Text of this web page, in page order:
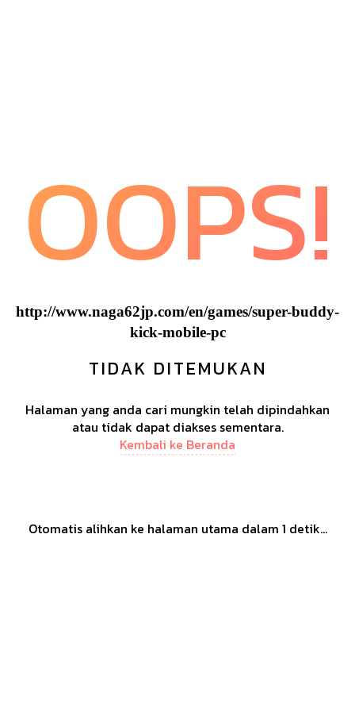
OOPS!
http://www.naga62jp.com/en/games/super-buddy-
kick-mobile-pc
TIDAK DITEMUKAN
Halaman yang anda cari mungkin telah dipindahkan
atau tidak dapat diakses sementara.
Kembali ke Beranda
Otomatis alihkan ke halaman utama dalam 1 detik...